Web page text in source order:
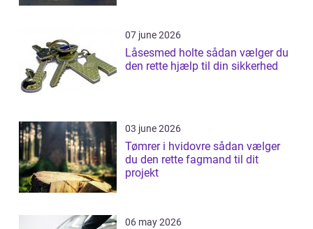
07 june 2026
Låsesmed holte sådan vælger du
den rette hjælp til din sikkerhed
03 june 2026
Tømrer i hvidovre sådan vælger
du den rette fagmand til dit
projekt
06 may 2026